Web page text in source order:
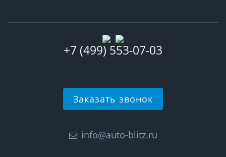
+7 (499) 553-07-03
Заказать звонок
info@auto-blitz.ru